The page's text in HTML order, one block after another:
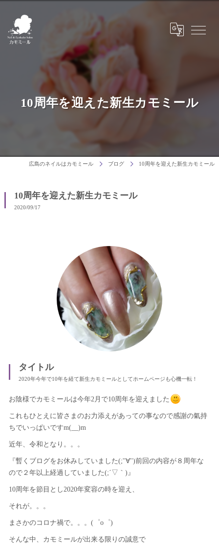
10周年を迎えた新生カモミール
広島のネイルはカモミール ブログ 10周年を迎えた新生カモミール
10周年を迎えた新生カモミール
2020/09/17
タイトル
2020年今年で10年を経て新生カモミールとしてホームページも心機一転！
お陰様でカモミールは今年2月で10周年を迎えました
これもひとえに皆さまのお力添えがあっての事なので感謝の氣持
ちでいっぱいですm(__)m
近年、令和となり。。。
『暫くブログをお休みしていました(;''∀'')前回の内容が８周年な
ので２年以上経過していました(;´▽｀)』
10周年を節目とし2020年変容の時を迎え、
それが。。。
まさかのコロナ禍で。。。(゜o゜)
そんな中、カモミールが出来る限りの誠意で